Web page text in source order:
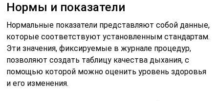
Нормы и показатели
Нормальные показатели представляют собой данные,
которые соответствуют установленным стандартам.
Эти значения, фиксируемые в журнале процедур,
позволяют создать таблицу качества дыхания, с
помощью которой можно оценить уровень здоровья
и его изменения.